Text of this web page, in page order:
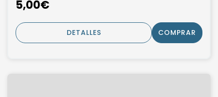
5,00€
DETALLES COMPRAR